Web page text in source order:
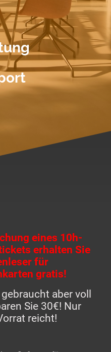
eines 10h-
erhalten Sie
für
gratis!
aber voll
Sie 30€! Nur
reicht!